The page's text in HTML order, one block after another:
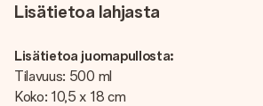
Lisätietoa lahjasta
Lisätietoa juomapullosta:
Tilavuus: 500 ml
Koko: 10,5 x 18 cm